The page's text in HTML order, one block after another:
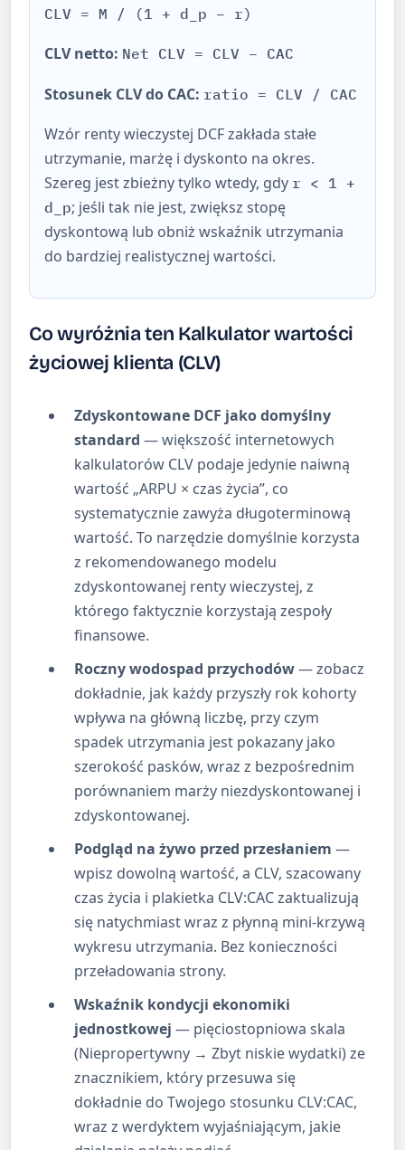
CLV = M / (1 + d_p − r)
CLV netto: Net CLV = CLV − CAC
Stosunek CLV do CAC: ratio = CLV / CAC
Wzór renty wieczystej DCF zakłada stałe
utrzymanie, marżę i dyskonto na okres.
Szereg jest zbieżny tylko wtedy, gdy r < 1 +
d_p; jeśli tak nie jest, zwiększ stopę
dyskontową lub obniż wskaźnik utrzymania
do bardziej realistycznej wartości.
Co wyróżnia ten Kalkulator wartości
życiowej klienta (CLV)
Zdyskontowane DCF jako domyślny
standard — większość internetowych
kalkulatorów CLV podaje jedynie naiwną
wartość „ARPU × czas życia”, co
systematycznie zawyża długoterminową
wartość. To narzędzie domyślnie korzysta
z rekomendowanego modelu
zdyskontowanej renty wieczystej, z
którego faktycznie korzystają zespoły
finansowe.
Roczny wodospad przychodów— zobacz
dokładnie, jak każdy przyszły rok kohorty
wpływa na główną liczbę, przy czym
spadek utrzymania jest pokazany jako
szerokość pasków, wraz z bezpośrednim
porównaniem marży niezdyskontowanej i
zdyskontowanej.
Podgląd na żywo przed przesłaniem —
wpisz dowolną wartość, a CLV, szacowany
czas życia i plakietka CLV:CAC zaktualizują
się natychmiast wraz z płynną mini-krzywą
wykresu utrzymania. Bez konieczności
przeładowania strony.
Wskaźnik kondycji ekonomiki
jednostkowej — pięciostopniowa skala
(Niepropertywny → Zbyt niskie wydatki) ze
znacznikiem, który przesuwa się
dokładnie do Twojego stosunku CLV:CAC,
wraz z werdyktem wyjaśniającym, jakie